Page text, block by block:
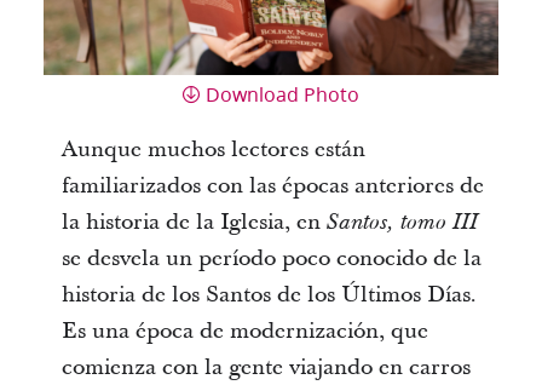
Download Photo
Aunque muchos lectores están
familiarizados con las épocas anteriores de
la historia de la Iglesia, en Santos, tomo III
se desvela un período poco conocido de la
historia de los Santos de los Últimos Días.
Es una época de modernización, que
comienza con la gente viajando en carros